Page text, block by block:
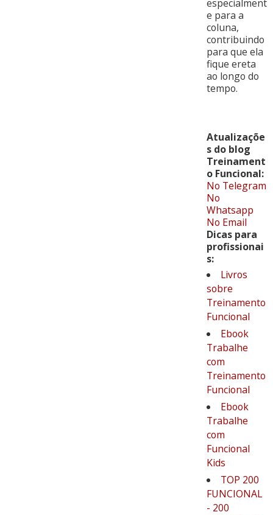
especialment
e para a
coluna,
contribuindo
para que ela
fique ereta
ao longo do
tempo.
Atualizaçõe
s do blog
Treinament
o Funcional:
No Telegram
No
Whatsapp
No Email
Dicas para
profissionai
s:
Livros
sobre
Treinamento
Funcional
Ebook
Trabalhe
com
Treinamento
Funcional
Ebook
Trabalhe
com
Funcional
Kids
TOP 200
FUNCIONAL
- 200